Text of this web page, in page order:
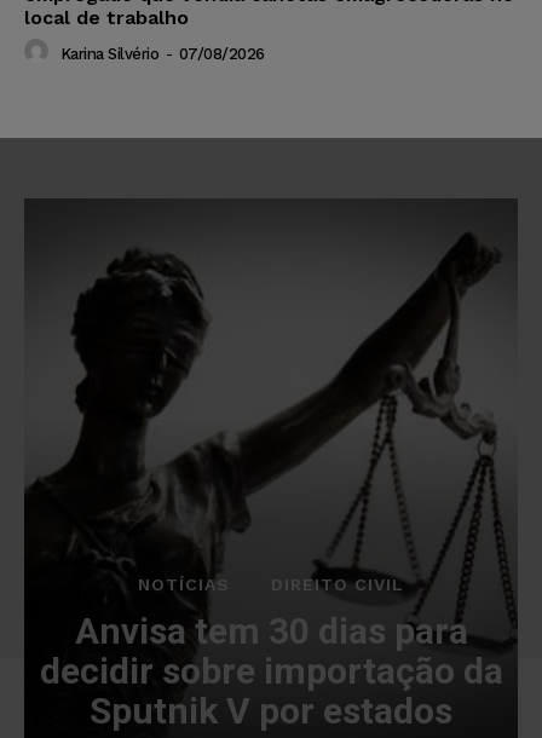
local de trabalho
Karina Silvério - 07/08/2026